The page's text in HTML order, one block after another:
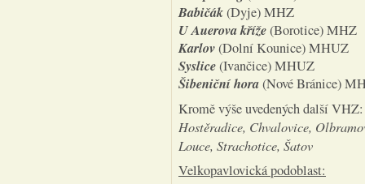
Babičák(Dyje) MHZ
U Auerova kříže(Borotice) MHZ
Karlov(Dolní Kounice) MHUZ
Syslice(Ivančice) MHUZ
Šibeniční hora(Nové Bránice)
Kromě výše uvedených další
Hostěradice, Chvalovice,
Louce, Strachotice, Šatov
Velkopavlovická podoblast: